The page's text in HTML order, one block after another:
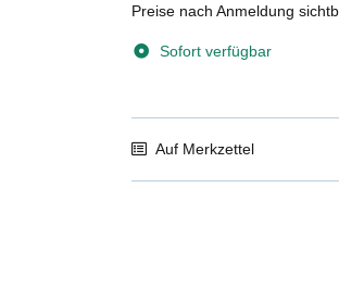
Preise nach Anmeldung
Sofort verfügbar
Auf Merkzettel